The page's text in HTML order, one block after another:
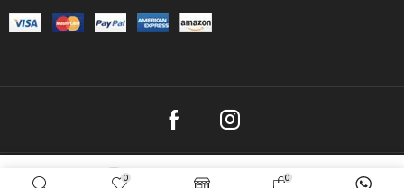
Copyright © 2023Tutte le immagini sono di esclusiva proprietà di
0 0